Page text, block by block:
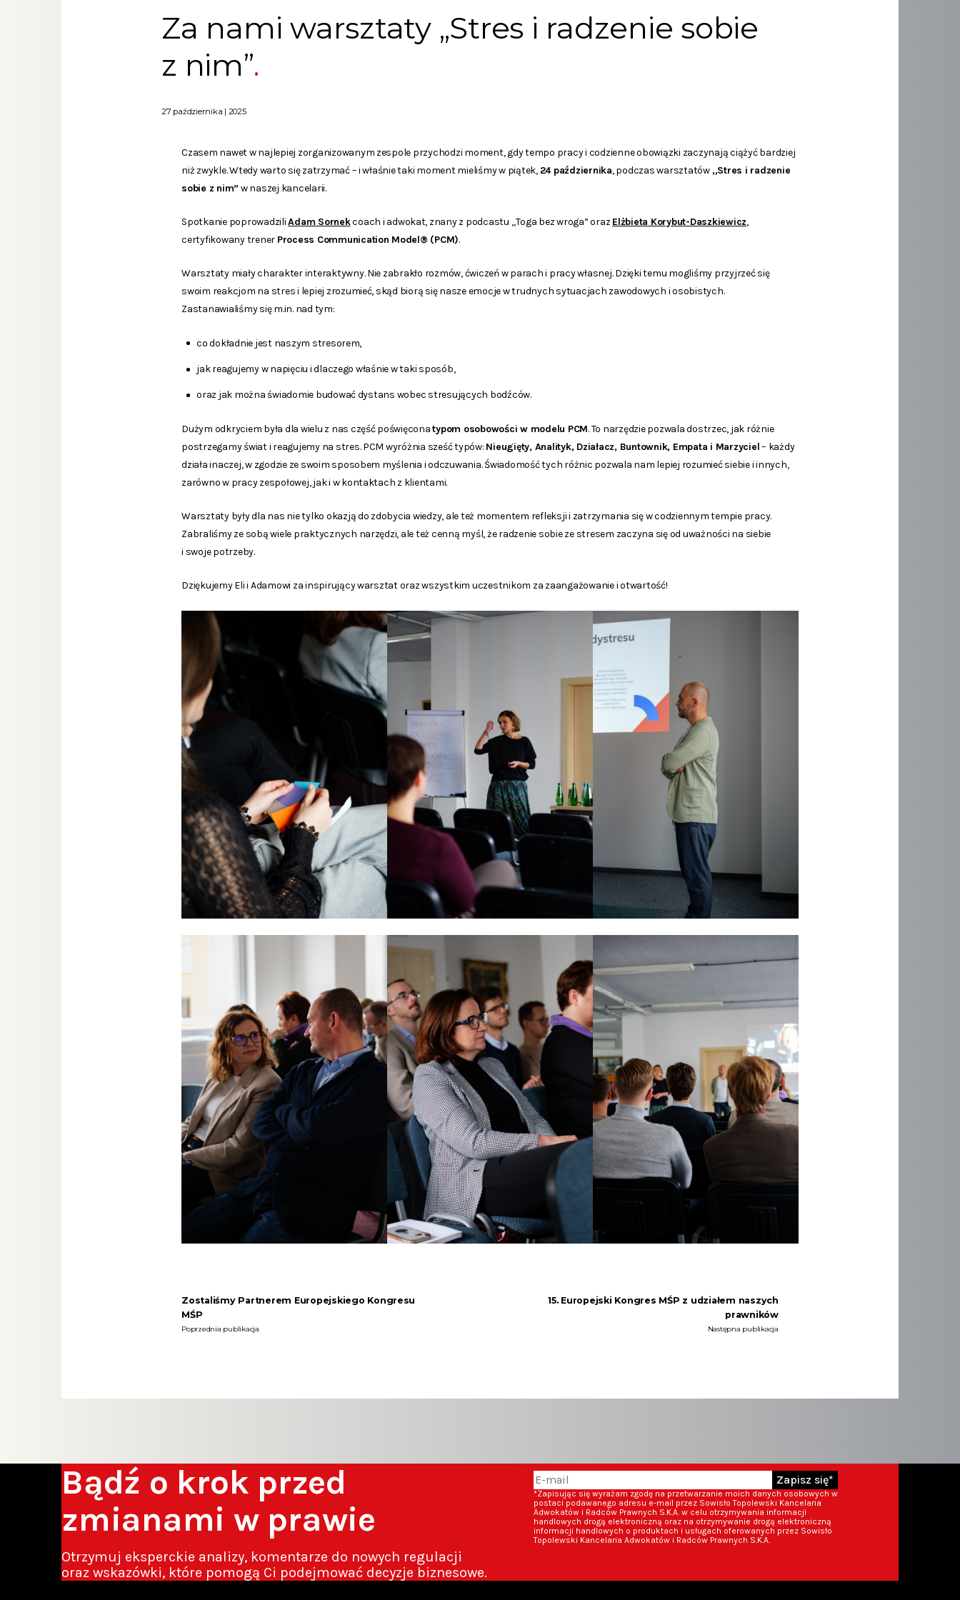
Za nami warsztaty „Stres i radzenie sobie
z nim”
27 października | 2025
Czasem nawet w najlepiej zorganizowanym zespole przychodzi moment, gdy tempo pracy i codzienne obowiązki zaczynają ciążyć bardziej
niż zwykle. Wtedy warto się zatrzymać – i właśnie taki moment mieliśmy w piątek, 24 października, podczas warsztatów „Stres i radzenie
sobie z nim”w naszej kancelarii.
Spotkanie poprowadziliAdam Sornekcoach i adwokat, znany z podcastu „Toga bez wroga”oraz Elżbieta Korybut-Daszkiewicz,
certyfikowany trener Process Communication Model® (PCM).
Warsztaty miały charakter interaktywny. Nie zabrakło rozmów, ćwiczeń w parach i pracy własnej. Dzięki temu mogliśmy przyjrzeć się
swoim reakcjom na stres i lepiej zrozumieć, skąd biorą się nasze emocje w trudnych sytuacjach zawodowych i osobistych.
Zastanawialiśmy się m.in. nad tym:
co dokładnie jest naszym stresorem,
jak reagujemy w napięciu i dlaczego właśnie w taki sposób,
oraz jak można świadomie budować dystans wobec stresujących bodźców.
Dużym odkryciem była dla wielu z nas część poświęconatypom osobowości w modelu PCM. To narzędzie pozwala dostrzec, jak różnie
postrzegamy świat i reagujemy na stres. PCM wyróżnia sześć typów: Nieugięty, Analityk, Działacz, Buntownik, Empata i Marzyciel– każdy
działa inaczej, w zgodzie ze swoim sposobem myślenia i odczuwania. Świadomość tych różnic pozwala nam lepiej rozumieć siebie i innych,
zarówno w pracy zespołowej, jak i w kontaktach z klientami.
Warsztaty były dla nas nie tylko okazją do zdobycia wiedzy, ale też momentem refleksji i zatrzymania się w codziennym tempie pracy.
Zabraliśmy ze sobą wiele praktycznych narzędzi, ale też cenną myśl, że radzenie sobie ze stresem zaczyna się od uważności na siebie
i swoje potrzeby.
Dziękujemy Eli i Adamowi za inspirujący warsztat oraz wszystkim uczestnikom za zaangażowanie i otwartość!
Zostaliśmy Partnerem Europejskiego Kongresu
MŚP
Poprzednia publikacja
15. Europejski Kongres MŚP z udziałem naszych
prawników
Następna publikacja
Bądź o krok przed
zmianami w prawie
Otrzymuj eksperckie analizy, komentarze do nowych regulacji
oraz wskazówki, które pomogą Ci podejmować decyzje biznesowe.
*Zapisując się wyrażam zgodę na przetwarzanie moich danych osobowych w
postaci podawanego adresu e-mail przez Sowisło Topolewski Kancelaria
Adwokatów i Radców Prawnych S.K.A. w celu otrzymywania informacji
handlowych drogą elektroniczną oraz na otrzymywanie drogą elektroniczną
informacji handlowych o produktach i usługach oferowanych przez Sowisło
Topolewski Kancelaria Adwokatów i Radców Prawnych S.K.A.
Zapisz się*